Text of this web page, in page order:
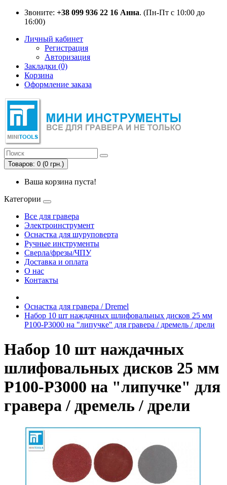
Звоните: +38 099 936 22 16 Анна. (Пн-Пт с 10:00 до
16:00)
Личный кабинет
Регистрация
Авторизация
Закладки (0)
Корзина
Оформление заказа
Товаров: 0 (0 грн.)
Ваша корзина пуста!
Категории
Все для гравера
Электроинструмент
Оснастка для шуруповерта
Ручные инструменты
Сверла/фрезы/ЧПУ
Доставка и оплата
О нас
Контакты
Оснастка для гравера / Dremel
Набор 10 шт наждачных шлифовальных дисков 25 мм
P100-P3000 на "липучке" для гравера / дремель / дрели
Набор 10 шт наждачных
шлифовальных дисков 25 мм
P100-P3000 на "липучке" для
гравера / дремель / дрели